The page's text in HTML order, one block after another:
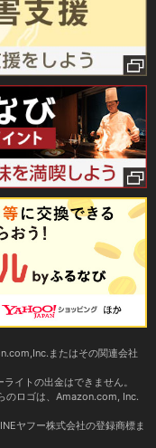
またはその関連会社
イトの出金はできません。
のロゴは、Amazon.com, Inc.
ヤフー株式会社の登録商標ま